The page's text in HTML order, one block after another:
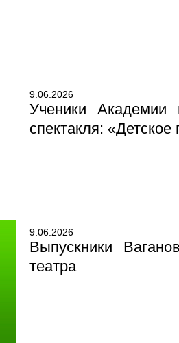
9.06.2026
Ученики Академии
спектакля:
9.06.2026
Выпускники
театра